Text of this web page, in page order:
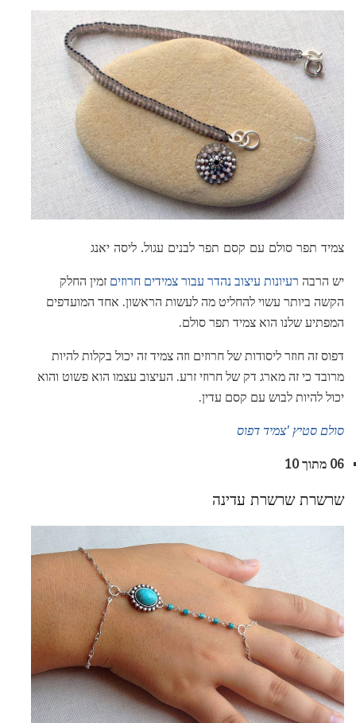
צמיד תפר סולם עם קסם תפר לבנים עגול. ליסה יאנג
יש הרבה רעיונות עיצוב נהדר עבור צמידים חרוזים זמין החלק
הקשה ביותר עשוי להחליט מה לעשות הראשון. אחד המועדפים
המפתיע שלנו הוא צמיד תפר סולם.
דפוס זה חוזר ליסודות של חרוזים וזה צמיד זה יכול בקלות להיות
מרובד כי זה מארג דק של חרוזי זרע. העיצוב עצמו הוא פשוט והוא
יכול להיות לבוש עם קסם עדין.
סולם סטיץ 'צמיד דפוס
06 מתוך 10
שרשרת שרשרת עדינה